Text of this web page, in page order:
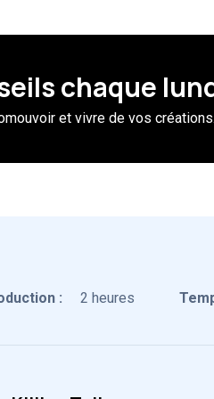
chaque
et vivre de vos créations.
: 2 heures